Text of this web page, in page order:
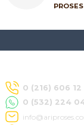
PROSES
0 (216) 606 12
0 (532) 224